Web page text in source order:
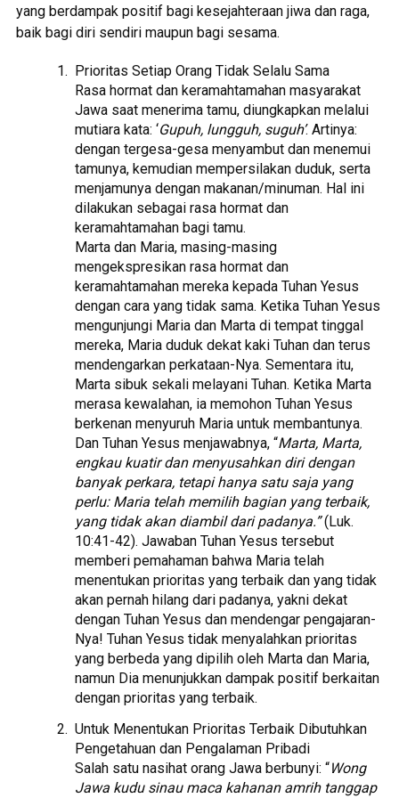
yang berdampak positif bagi kesejahteraan jiwa dan raga,
baik bagi diri sendiri maupun bagi sesama.
Prioritas Setiap Orang Tidak Selalu Sama
Rasa hormat dan keramahtamahan masyarakat
Jawa saat menerima tamu, diungkapkan melalui
mutiara kata: ‘Gupuh, lungguh, suguh’. Artinya:
dengan tergesa-gesa menyambut dan menemui
tamunya, kemudian mempersilakan duduk, serta
menjamunya dengan makanan/minuman. Hal ini
dilakukan sebagai rasa hormat dan
keramahtamahan bagi tamu.
Marta dan Maria, masing-masing
mengekspresikan rasa hormat dan
keramahtamahan mereka kepada Tuhan Yesus
dengan cara yang tidak sama. Ketika Tuhan Yesus
mengunjungi Maria dan Marta di tempat tinggal
mereka, Maria duduk dekat kaki Tuhan dan terus
mendengarkan perkataan-Nya. Sementara itu,
Marta sibuk sekali melayani Tuhan. Ketika Marta
merasa kewalahan, ia memohon Tuhan Yesus
berkenan menyuruh Maria untuk membantunya.
Dan Tuhan Yesus menjawabnya, “Marta, Marta,
engkau kuatir dan menyusahkan diri dengan
banyak perkara, tetapi hanya satu saja yang
perlu: Maria telah memilih bagian yang terbaik,
yang tidak akan diambil dari padanya.”(Luk.
10:41-42). Jawaban Tuhan Yesus tersebut
memberi pemahaman bahwa Maria telah
menentukan prioritas yang terbaik dan yang tidak
akan pernah hilang dari padanya, yakni dekat
dengan Tuhan Yesus dan mendengar pengajaran-
Nya! Tuhan Yesus tidak menyalahkan prioritas
yang berbeda yang dipilih oleh Marta dan Maria,
namun Dia menunjukkan dampak positif berkaitan
dengan prioritas yang terbaik.
Untuk Menentukan Prioritas Terbaik Dibutuhkan
Pengetahuan dan Pengalaman Pribadi
Salah satu nasihat orang Jawa berbunyi: “Wong
Jawa kudu sinau maca kahanan amrih tanggap